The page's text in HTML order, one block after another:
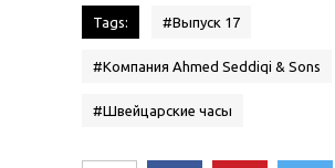
Tags: #Выпуск 17
#Компания Ahmed Seddiqi & Sons
#Швейцарские часы